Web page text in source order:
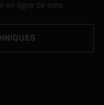
en ligne de mire.